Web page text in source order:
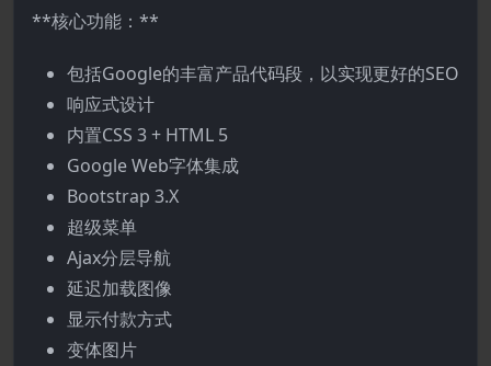
**核心功能：**
包括Google的丰富产品代码段，以实现更好的SEO
响应式设计
内置CSS 3 + HTML 5
Google Web字体集成
Bootstrap 3.X
超级菜单
Ajax分层导航
延迟加载图像
显示付款方式
变体图片